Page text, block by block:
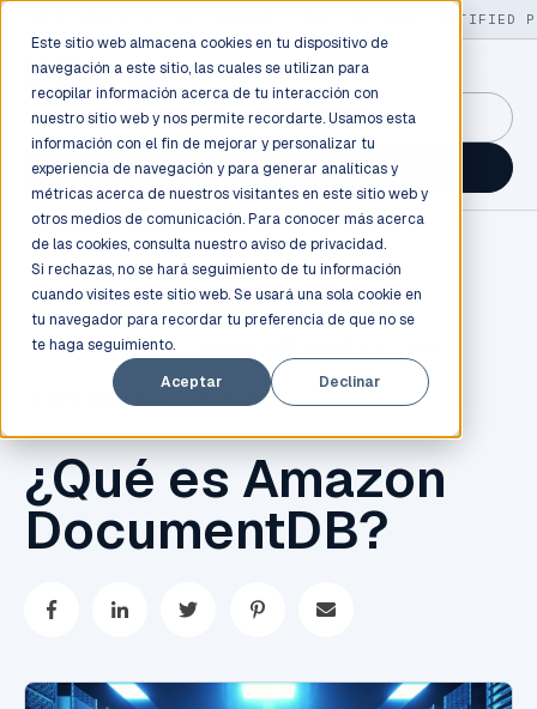
Este sitio web almacena cookies en tu dispositivo de
navegación a este sitio, las cuales se utilizan para
recopilar información acerca de tu interacción con
nuestro sitio web y nos permite recordarte. Usamos esta
información con el fin de mejorar y personalizar tu
experiencia de navegación y para generar analíticas y
métricas acerca de nuestros visitantes en este sitio web y
otros medios de comunicación. Para conocer más acerca
de las cookies, consulta nuestro aviso de privacidad.
Si rechazas, no se hará seguimiento de tu información
cuando visites este sitio web. Se usará una sola cookie en
tu navegador para recordar tu preferencia de que no se
te haga seguimiento.
Aceptar
Declinar
130+ CERTIFIED
GuidancePlex →
Talk to an engineer →
CLOUD COMPUTING
ALMACENAMIENTO DOCUMENTDB
¿Qué es Amazon
DocumentDB?